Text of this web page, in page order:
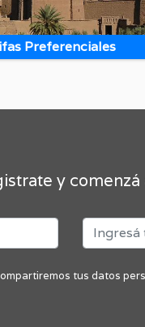
Preferenciales
y
tus datos